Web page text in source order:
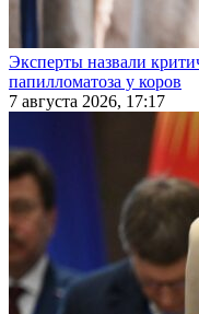
Эксперты назвали
папилломатоза у коров
7 августа 2026, 17:17